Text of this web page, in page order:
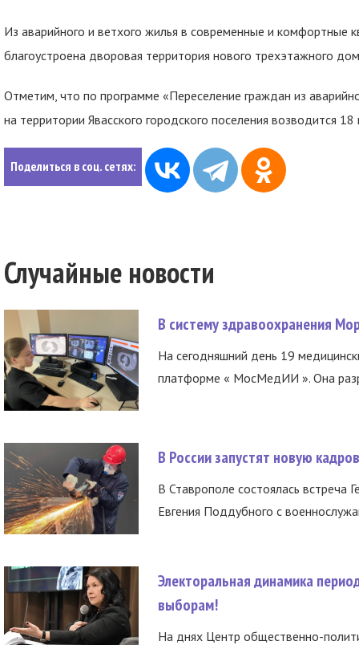
Из аварийного и ветхого жилья в современные и комфортные
благоустроена дворовая территория нового трехэтажного
Отметим, что по программе «Переселение граждан из
на территории Явасского городского поселения возводится
Поделиться в соц. сетях:
Случайные новости
В систему здравоохранения
На сегодняшний день 19
платформе « МосМедИИ ». Она
В России запустят новую
В Ставрополе состоялась встреча
Евгения Поддубного с
Электоральная динамика
выборам!
На днях Центр общественно-